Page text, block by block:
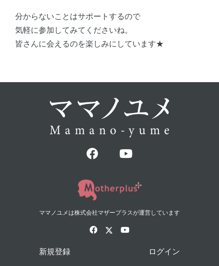
分からないことはサポートするので
気軽に参加してみてくださいね。
皆さんに会えるのを楽しみにしています★
ママノユメは株式会社マザープラスが運営しています
新規登録 ログイン